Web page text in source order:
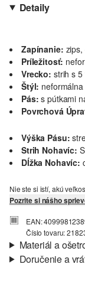
Detaily
Zapínanie:
Príležitosť:
Vrecko: strih s
Štýl: neformálna
Pás: s pútkami
Povrchová
Výška Pásu:
Strih Nohavíc:
Dĺžka Nohavíc:
Nie ste si istí, akú
Pozrite si nášho
EAN:
Číslo tovaru:
Materiál a
Doručenie a